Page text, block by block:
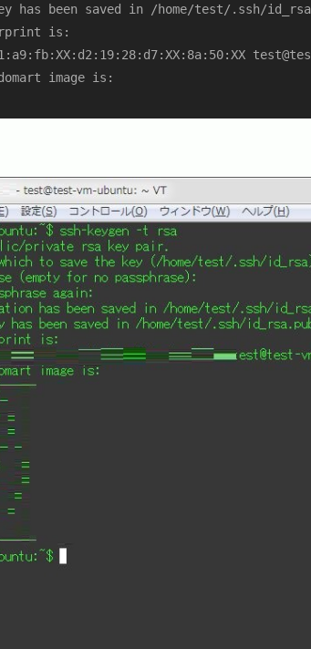
has been saved in /home/test/.ssh/
is:
image is: